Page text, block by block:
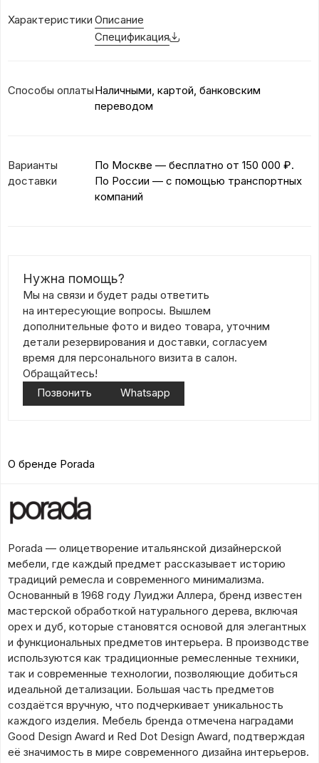
Характеристики Описание
Спецификация
Способы оплатыНаличными, картой, банковским
переводом
Варианты
доставки
По Москве — бесплатно от 150 000 ₽.
По России — с помощью транспортных
компаний
Нужна помощь?
Мы на связи и будет рады ответить
на интересующие вопросы. Вышлем
дополнительные фото и видео товара, уточним
детали резервирования и доставки, согласуем
время для персонального визита в салон.
Обращайтесь!
Позвонить
Whatsapp
О бренде Porada
Porada — олицетворение итальянской дизайнерской
мебели, где каждый предмет рассказывает историю
традиций ремесла и современного минимализма.
Основанный в 1968 году Луиджи Аллера, бренд известен
мастерской обработкой натурального дерева, включая
орех и дуб, которые становятся основой для элегантных
и функциональных предметов интерьера. В производстве
используются как традиционные ремесленные техники,
так и современные технологии, позволяющие добиться
идеальной детализации. Большая часть предметов
создаётся вручную, что подчеркивает уникальность
каждого изделия. Мебель бренда отмечена наградами
Good Design Award и Red Dot Design Award, подтверждая
её значимость в мире современного дизайна интерьеров.